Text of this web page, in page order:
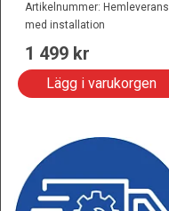
Artikelnummer: Hemleverans
med installation
1 499 kr
Lägg i varukorgen